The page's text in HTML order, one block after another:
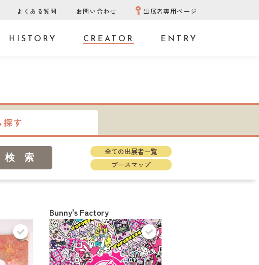
よくある質問 お問い合わせ 出展者専用ページ
HISTORY CREATOR ENTRY
探す
全ての出展者一覧
ブースマップ
Bunny's Factory